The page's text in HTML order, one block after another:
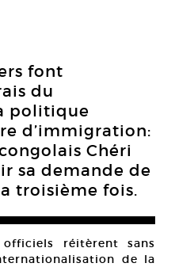
font
du
politique
d’immigration:
Chéri
sa demande de
troisième fois.
réitèrent sans
de la